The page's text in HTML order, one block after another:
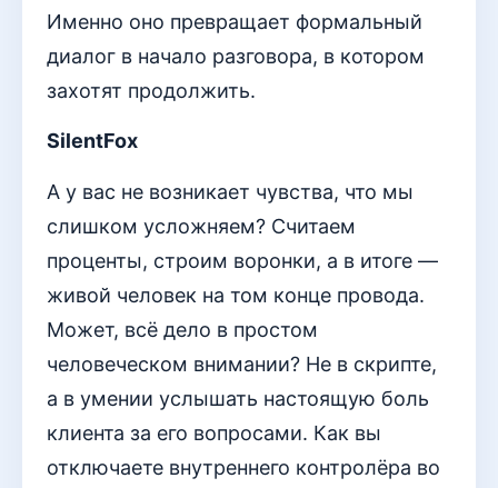
Именно оно превращает формальный
диалог в начало разговора, в котором
захотят продолжить.
SilentFox
А у вас не возникает чувства, что мы
слишком усложняем? Считаем
проценты, строим воронки, а в итоге —
живой человек на том конце провода.
Может, всё дело в простом
человеческом внимании? Не в скрипте,
а в умении услышать настоящую боль
клиента за его вопросами. Как вы
отключаете внутреннего контролёра во